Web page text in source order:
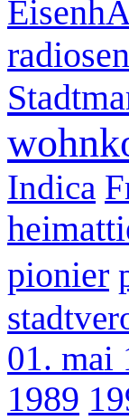
Indica
pionier
01. mai
1989